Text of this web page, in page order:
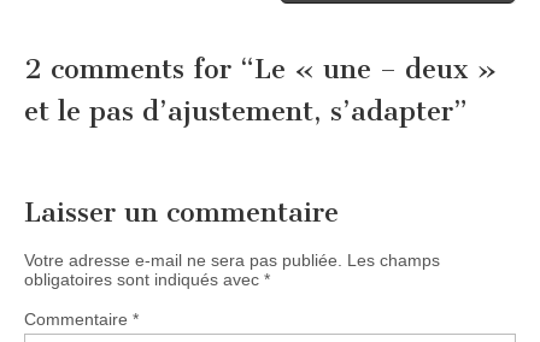
2 comments for “Le « une – deux »
et le pas d’ajustement, s’adapter”
Laisser un commentaire
Votre adresse e-mail ne sera pas publiée.
Les champs
obligatoires sont indiqués avec *
Commentaire *